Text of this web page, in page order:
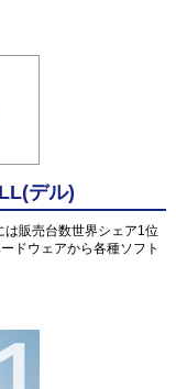
デル)
販売台数世界シェア1位
ドウェアから各種ソフト